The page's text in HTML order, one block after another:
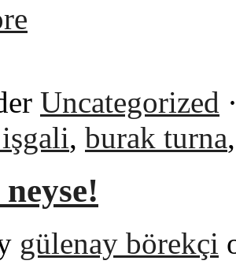
Uncategorized
, burak turna
gülenay börekçi